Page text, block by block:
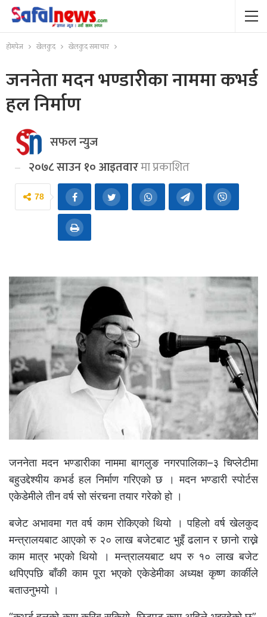
होमपेज खेलकुद खेलकुद समाचार
जननेता मदन भण्डारीका नाममा कभर्ड
हल निर्माण
सफल न्युज
२०७८ साउन १० आइतवारमा प्रकाशित
78
जननेता मदन भण्डारीका नाममा बागलुङ नगरपालिका–३ चिप्लेटीमा
बहुउद्देश्यीय कभर्ड हल निर्माण गरिएको छ । मदन भण्डारी स्पोर्टस
एकेडेमीले तीन वर्ष सो संरचना तयार गरेको हो ।
बजेट अभावमा गत वर्ष काम रोकिएको थियो । पहिलो वर्ष खेलकुद
मन्त्रालयबाट आएको रु २० लाख बजेटबाट भुइँ ढलान र छानो राख्ने
काम मात्र भएको थियो । मन्त्रालयबाट थप रु १० लाख बजेट
थपिएपछि बाँकी काम पूरा भएको एकेडेमीका अध्यक्ष कृष्ण कार्कीले
बताउनुभयो ।